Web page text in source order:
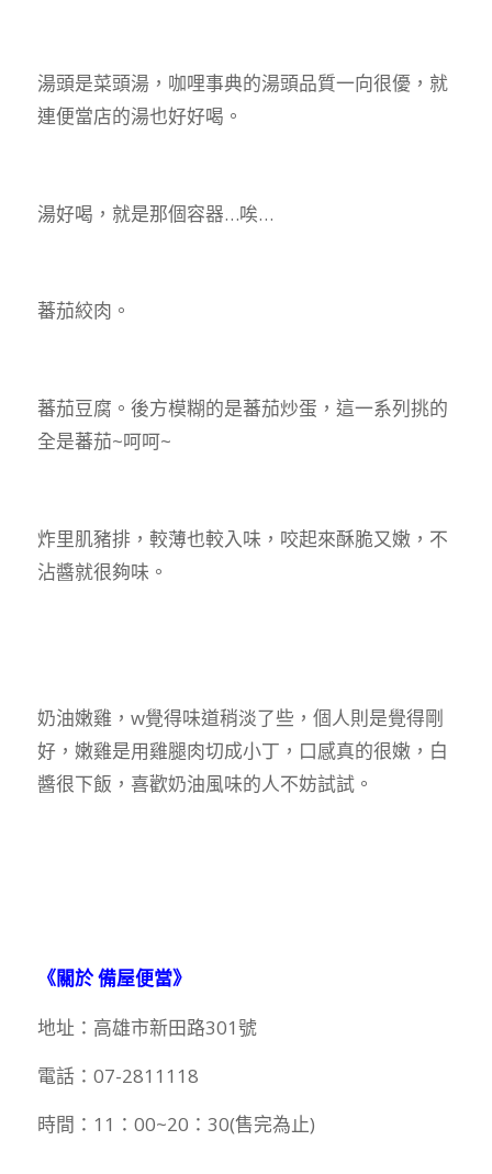
湯頭是菜頭湯，咖哩事典的湯頭品質一向很優，就
連便當店的湯也好好喝。
湯好喝，就是那個容器…唉…
蕃茄絞肉。
蕃茄豆腐。後方模糊的是蕃茄炒蛋，這一系列挑的
全是蕃茄~呵呵~
炸里肌豬排，較薄也較入味，咬起來酥脆又嫩，不
沾醬就很夠味。
奶油嫩雞，w覺得味道稍淡了些，個人則是覺得剛
好，嫩雞是用雞腿肉切成小丁，口感真的很嫩，白
醬很下飯，喜歡奶油風味的人不妨試試。
《關於 備屋便當》
地址：高雄市新田路301號
電話：07-2811118
時間：11：00~20：30(售完為止)